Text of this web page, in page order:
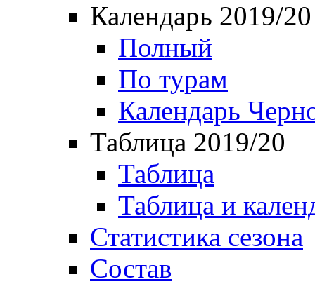
Календарь 2019/20
Полный
По турам
Календарь
Таблица 2019/20
Таблица
Таблица и
Статистика сезона
Состав